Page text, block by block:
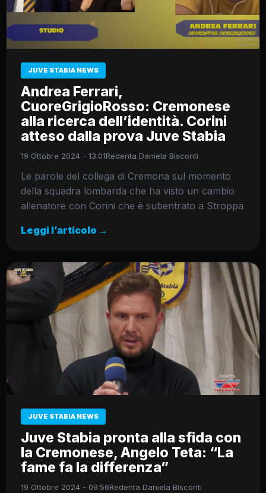
JUVE STABIA NEWS
Andrea Ferrari,
CuoreGrigioRosso: Cremonese
alla ricerca dell’identità. Corini
atteso dalla prova Juve Stabia
19 Ottobre 2024 - 13:01Redenta Daniela Bisconti
Le parole del collega di Cremona sul momento
della squadra lombarda che ha visto un cambio
allenatore con Corini che è subentrato a Stroppa
Leggi l’articolo →
JUVE STABIA NEWS
Juve Stabia pronta alla sfida con
la Cremonese, Angelo Teta: “La
fame fa la differenza”
19 Ottobre 2024 - 09:56Redenta Daniela Bisconti